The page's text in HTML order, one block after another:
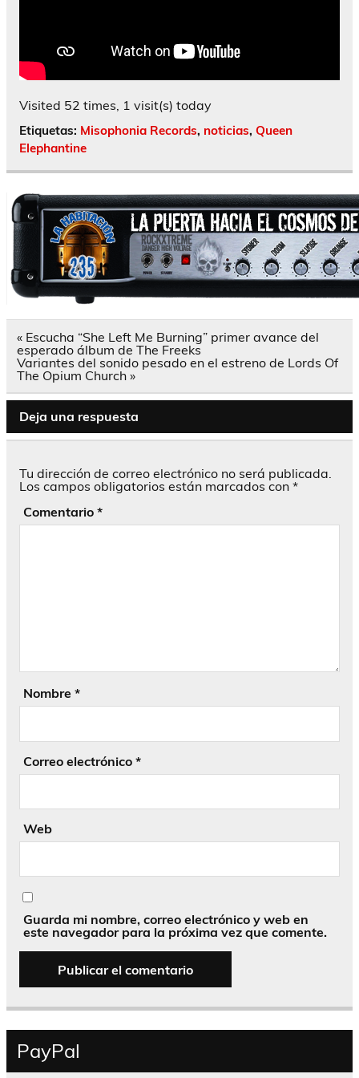
Visited 52 times, 1 visit(s) today
Etiquetas: Misophonia Records, noticias, Queen
Elephantine
Navegación
de
entradas
« Escucha “She Left Me Burning” primer avance del
esperado álbum de The Freeks
Variantes del sonido pesado en el estreno de Lords Of
The Opium Church »
Deja una respuesta
Tu dirección de correo electrónico no será publicada.
Los campos obligatorios están marcados con *
Comentario *
Nombre *
Correo electrónico *
Web
Guarda mi nombre, correo electrónico y web en
este navegador para la próxima vez que comente.
PayPal